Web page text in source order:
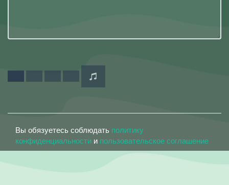
Вы обязуетесь соблюдать политику
конфиденциальности и пользовательское соглашение